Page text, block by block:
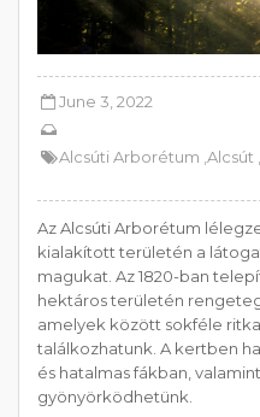
June 3, 2022
Alcsúti Arborétum ,Alcsút ,
Az Alcsúti Arborétum
kialakított területén a
magukat. Az 1820-ban
hektáros területén
amelyek között sokféle
találkozhatunk. A kertben
és hatalmas fákban,
gyönyörködhetünk.